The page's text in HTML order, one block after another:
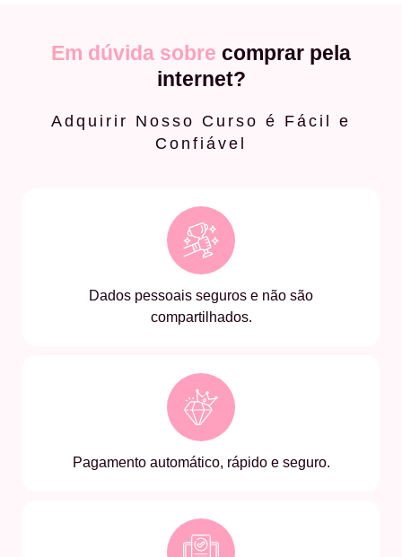
Em dúvida sobre comprar pela
internet?
Adquirir Nosso Curso é Fácil e
Confiável
Dados pessoais seguros e não são
compartilhados.
Pagamento automático, rápido e seguro.